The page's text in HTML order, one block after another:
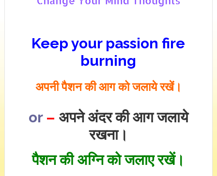
Keep your passion fire
burning
अपनी पैशन की आग को जलाये रखें।
or– अपने अंदर की आग जलाये
रखना।
पैशन की अग्नि को जलाए रखें।